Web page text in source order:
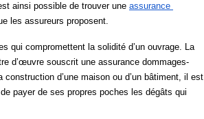
ainsi possible de trouver une assurance
les assureurs proposent.
qui compromettent la solidité d’un ouvrage. La
d’œuvre souscrit une assurance dommages-
d’une maison ou d’un bâtiment, il est
payer de ses propres poches les dégâts qui